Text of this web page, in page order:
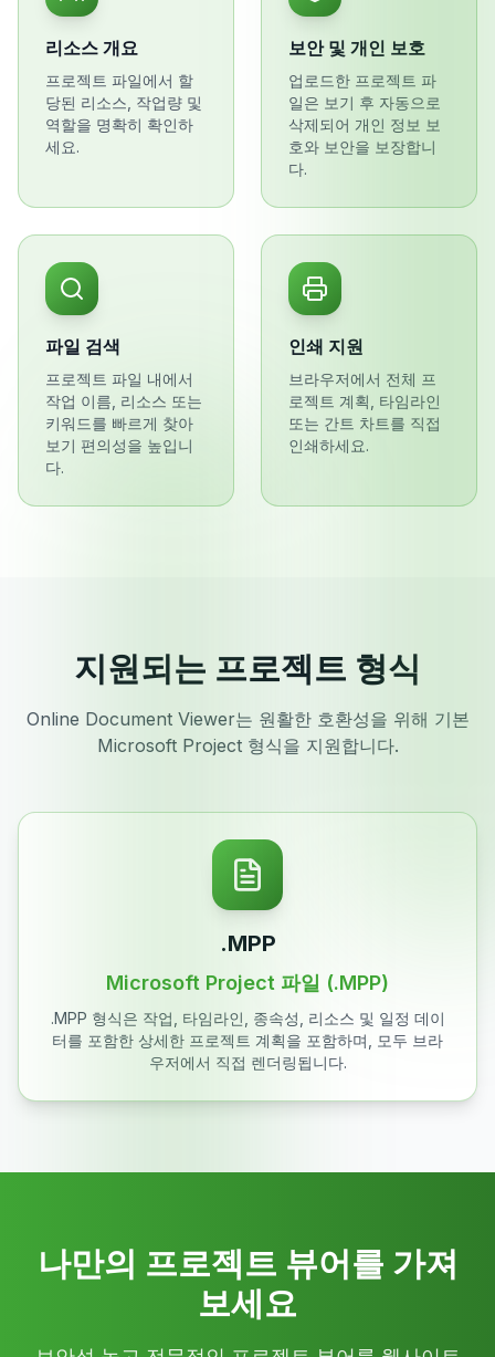
리소스 개요
프로젝트 파일에서 할
당된 리소스, 작업량 및
역할을 명확히 확인하
세요.
보안 및 개인 보호
업로드한 프로젝트 파
일은 보기 후 자동으로
삭제되어 개인 정보 보
호와 보안을 보장합니
다.
파일 검색
프로젝트 파일 내에서
작업 이름, 리소스 또는
키워드를 빠르게 찾아
보기 편의성을 높입니
다.
인쇄 지원
브라우저에서 전체 프
로젝트 계획, 타임라인
또는 간트 차트를 직접
인쇄하세요.
지원되는 프로젝트 형식
Online Document Viewer는 원활한 호환성을 위해 기본
Microsoft Project 형식을 지원합니다.
.MPP
Microsoft Project 파일 (.MPP)
.MPP 형식은 작업, 타임라인, 종속성, 리소스 및 일정 데이
터를 포함한 상세한 프로젝트 계획을 포함하며, 모두 브라
우저에서 직접 렌더링됩니다.
나만의 프로젝트 뷰어를 가져
보세요